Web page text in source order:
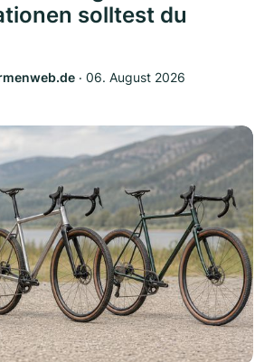
solltest du
‧ 06. August 2026